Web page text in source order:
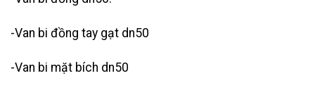
-Van bi đồng tay gạt dn50
-Van bi mặt bích dn50